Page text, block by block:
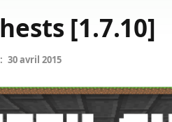
[1.7.10]
30 avril 2015